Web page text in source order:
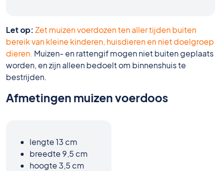
Let op: Zet muizen voerdozen ten aller tijden buiten
bereik van kleine kinderen, huisdieren en niet doelgroep
dieren. Muizen- en rattengif mogen niet buiten geplaats
worden, en zijn alleen bedoelt om binnenshuis te
bestrijden.
Afmetingen muizen voerdoos
lengte 13 cm
breedte 9,5 cm
hoogte 3,5 cm